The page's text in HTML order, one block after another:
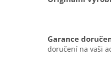
Garance
doručení na vaši